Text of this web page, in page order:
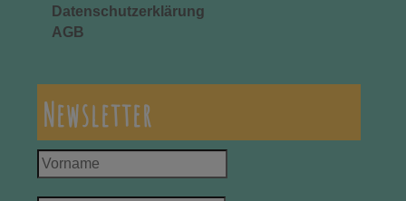
Datenschutzerklärung
AGB
Newsletter
Vorname